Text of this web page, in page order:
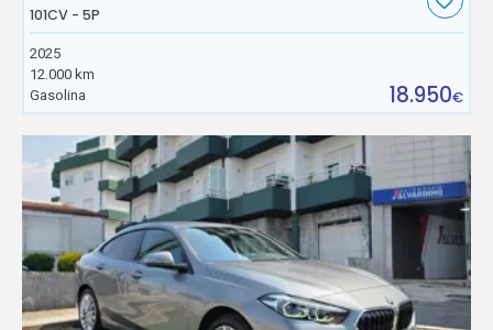
101CV - 5P
2025
12.000 km
Gasolina
18.950€